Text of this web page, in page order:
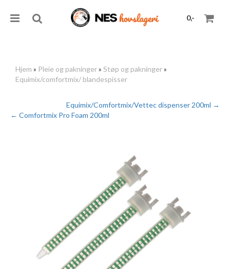
0,-
Hjem » Pleie og pakninger» Støp og pakninger»
Equimix/comfortmix/ blandespisser
Equimix/Comfortmix/Vettec dispenser 200ml →
← Comfortmix Pro Foam 200ml